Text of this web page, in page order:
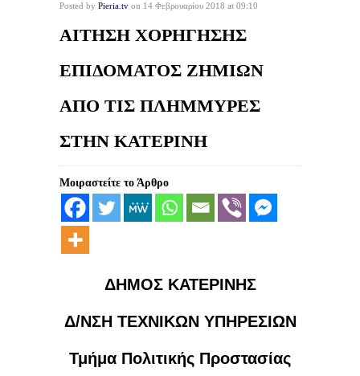
Posted by Pieria.tv on 14 Φεβρουαρίου 2018 at 09:10
ΑΙΤΗΣΗ ΧΟΡΗΓΗΣΗΣ
ΕΠΙΔΟΜΑΤΟΣ ΖΗΜΙΩΝ
ΑΠΟ ΤΙΣ ΠΛΗΜΜΥΡΕΣ
ΣΤΗΝ ΚΑΤΕΡΙΝΗ
Μοιραστείτε το Άρθρο
ΔΗΜΟΣ ΚΑΤΕΡΙΝΗΣ
Δ/ΝΣΗ ΤΕΧΝΙΚΩΝ ΥΠΗΡΕΣΙΩΝ
Τμήμα Πολιτικής Προστασίας